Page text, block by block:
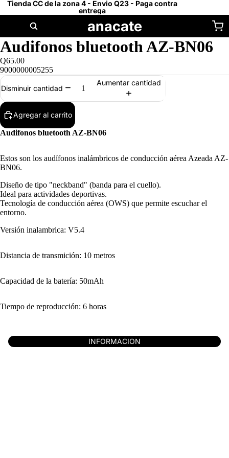
Tienda CC de la zona 4 - Envio Q23 - Paga contra
entrega
anacate
Audifonos bluetooth AZ-BN06
Q65.00
9000000005255
Disminuir cantidad
Aumentar cantidad
Agregar al carrito
Audifonos bluetooth AZ-BN06
Estos son los audífonos inalámbricos de conducción aérea Azeada AZ-
BN06.
Diseño de tipo "neckband" (banda para el cuello).
Ideal para actividades deportivas.
Tecnología de conducción aérea (OWS) que permite escuchar el
entorno.
Versión inalambrica: V5.4
Distancia de transmición: 10 metros
Capacidad de la batería: 50mAh
Tiempo de reproducción: 6 horas
INFORMACION